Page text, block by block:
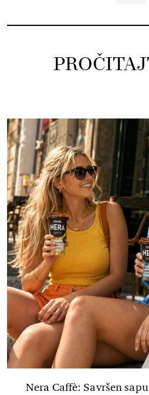
Nera Caffè: Savršen